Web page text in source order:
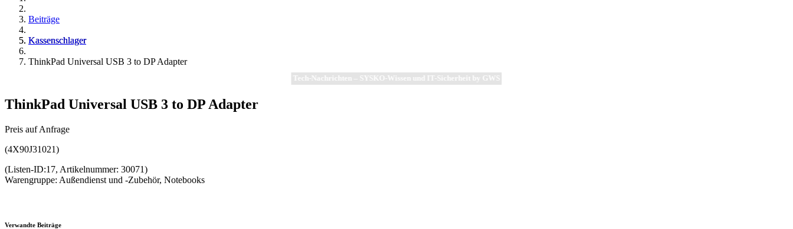
Beiträge
Kassenschlager
ThinkPad Universal USB 3 to DP Adapter
Tech-Nachrichten – SYSKO-Wissen und IT-Sicherheit by GWS
ThinkPad Universal USB 3 to DP Adapter
Preis auf Anfrage
(4X90J31021)
(Listen-ID:17, Artikelnummer: 30071)
Warengruppe: Außendienst und -Zubehör, Notebooks
Verwandte Beiträge